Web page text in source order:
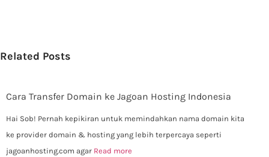
Related Posts
Cara Transfer Domain ke Jagoan Hosting Indonesia
Hai Sob! Pernah kepikiran untuk memindahkan nama domain kita
ke provider domain & hosting yang lebih terpercaya seperti
jagoanhosting.com agar Read more